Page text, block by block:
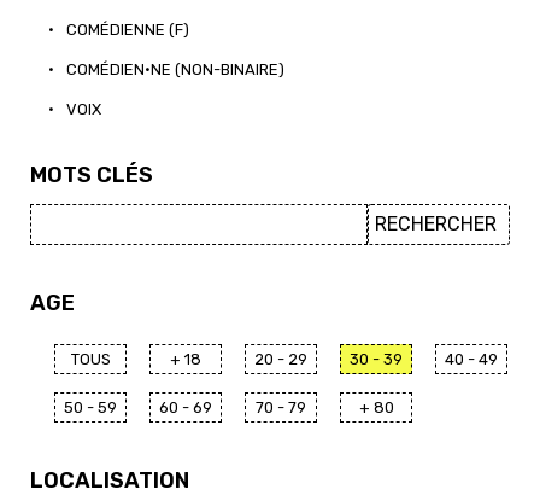
• COMÉDIENNE (F)
• COMÉDIEN·NE (NON-BINAIRE)
• VOIX
MOTS CLÉS
AGE
TOUS + 18 20 - 29 30 - 39 40 - 49
50 - 59 60 - 69 70 - 79 + 80
LOCALISATION